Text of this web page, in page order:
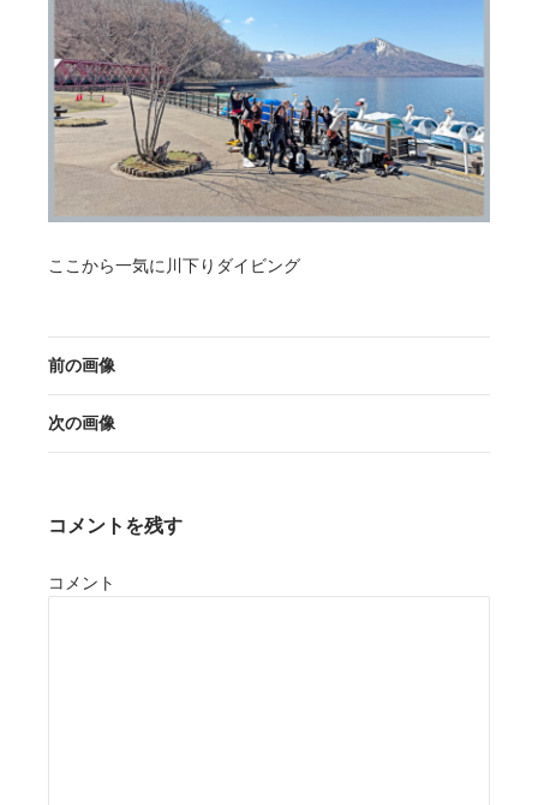
ここから一気に川下りダイビング
前の画像
次の画像
コメントを残す
コメント